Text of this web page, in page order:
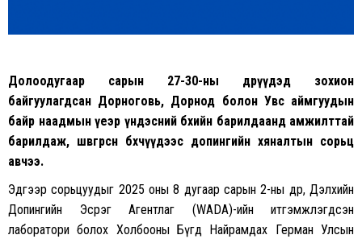
Долоодугаар сарын 27-30-ны өдрүүдэд зохион
байгуулагдсан Дорноговь, Дорнод болон Увс аймгуудын
байр наадмын үеэр үндэсний бөхийн барилдаанд амжилттай
барилдаж, шөвгөрсөн бөхчүүдээс допингийн хяналтын сорьц
авчээ.
Эдгээр сорьцуудыг 2025 оны 8 дугаар сарын 2-ны өдөр, Дэлхийн
Допингийн Эсрэг Агентлаг (WADA)-ийн итгэмжлэгдсэн
лаборатори болох Холбооны Бүгд Найрамдах Герман Улсын